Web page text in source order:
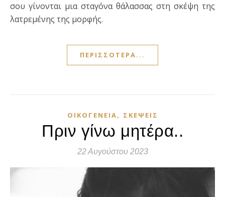
σου γίνονται μια σταγόνα θάλασσας στη σκέψη της
λατρεμένης της μορφής.
ΠΕΡΙΣΣΌΤΕΡΑ...
ΟΙΚΟΓΈΝΕΙΑ, ΣΚΈΨΕΙΣ
Πριν γίνω μητέρα..
22 Αυγούστου 2023